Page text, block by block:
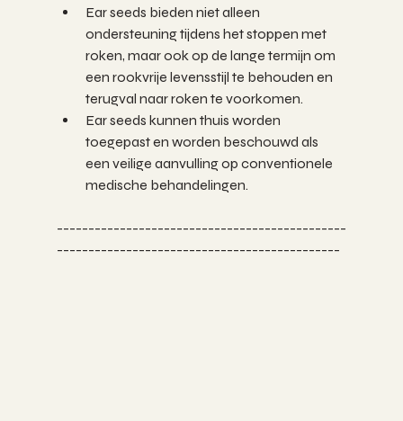
Ear seeds bieden niet alleen
ondersteuning tijdens het stoppen met
roken, maar ook op de lange termijn om
een rookvrije levensstijl te behouden en
terugval naar roken te voorkomen.
Ear seeds kunnen thuis worden
toegepast en worden beschouwd als
een veilige aanvulling op conventionele
medische behandelingen.
----------------------------------------------
---------------------------------------------